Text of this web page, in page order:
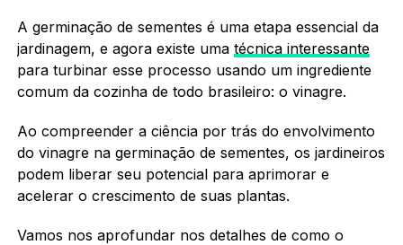
A germinação de sementes é uma etapa essencial da
jardinagem, e agora existe uma técnica interessante
para turbinar esse processo usando um ingrediente
comum da cozinha de todo brasileiro: o vinagre.
Ao compreender a ciência por trás do envolvimento
do vinagre na germinação de sementes, os jardineiros
podem liberar seu potencial para aprimorar e
acelerar o crescimento de suas plantas.
Vamos nos aprofundar nos detalhes de como o